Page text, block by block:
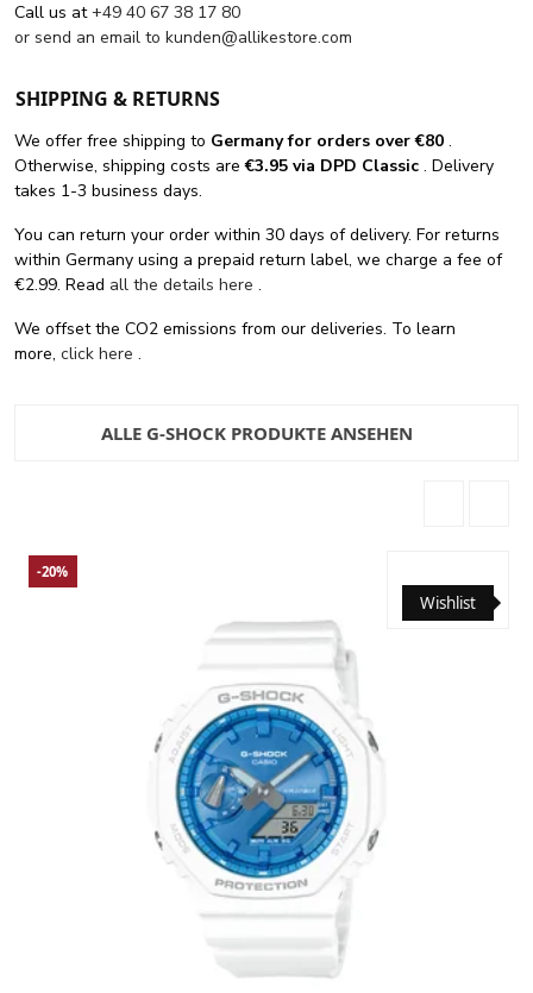
Call us at+49 40 67 38 17 80
or send an email to kunden@allikestore.com
SHIPPING & RETURNS
We offer free shipping to Germany for orders over €80 .
Otherwise, shipping costs are€3.95 via DPD Classic . Delivery
takes 1-3 business days.
You can return your order within 30 days of delivery. For returns
within Germany using a prepaid return label, we charge a fee of
€2.99. Read all the details here .
We offset the CO2 emissions from our deliveries. To learn
more, click here .
ALLE G-SHOCK PRODUKTE ANSEHEN
Wishlist
-20%